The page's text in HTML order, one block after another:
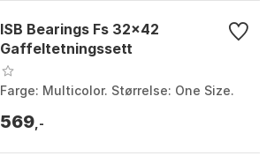
ISB Bearings Fs 32x42
Gaffeltetningssett
Farge: Multicolor. Størrelse: One Size.
569 ,-